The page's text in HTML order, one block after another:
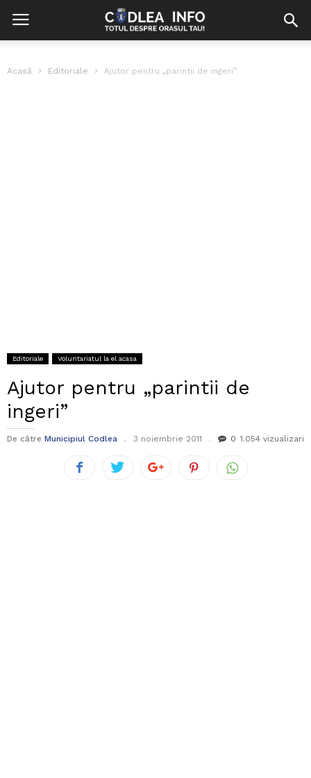
Acasă Editoriale Ajutor pentru „parintii de ingeri”
Editoriale Voluntariatul la el acasa
Ajutor pentru „parintii de
ingeri”
De către Municipiul Codlea 3 noiembrie 2011 0 1.054 vizualizari